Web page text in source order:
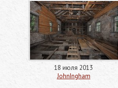
18 июля 2013
JohnIngham